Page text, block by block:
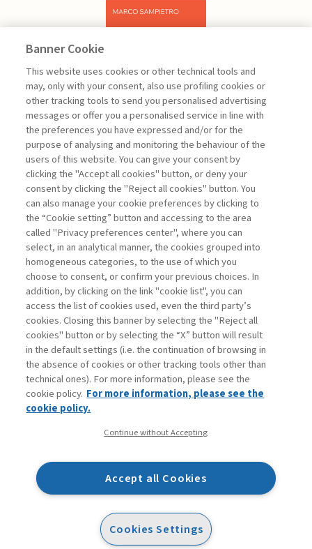
Previous
Sampietro Marco
Project
Management -
III edizione
ARCHIVE
Contacts
Subscribe
Archived columns
Privacy
Accessibility statement
Mappa del sito
Banner Cookie
This website uses cookies or other technical tools and
may, only with your consent, also use profiling cookies or
other tracking tools to send you personalised advertising
messages or offer you a personalised service in line with
the preferences you have expressed and/or for the
purpose of analysing and monitoring the behaviour of the
users of this website. You can give your consent by
clicking the "Accept all cookies" button, or deny your
consent by clicking the "Reject all cookies" button. You
can also manage your cookie preferences by clicking to
the “Cookie setting” button and accessing to the area
called "Privacy preferences center", where you can
select, in an analytical manner, the cookies grouped into
homogeneous categories, to the use of which you
choose to consent, or confirm your previous choices. In
addition, by clicking on the link "cookie list", you can
access the list of cookies used, even the third party’s
cookies. Closing this banner by selecting the "Reject all
cookies" button or by selecting the “X” button will result
in the default settings (i.e. the continuation of browsing in
the absence of cookies or other tracking tools other than
technical ones). For more information, please see the
cookie policy. For more information, please see the
cookie policy.
Continue without Accepting
Accept all Cookies
Cookies Settings